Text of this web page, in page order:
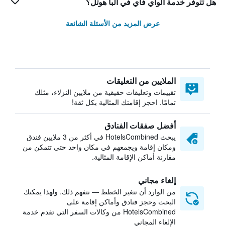
هل تتوفر خدمة الواي فاي في ألبا هوتل؟
عرض المزيد من الأسئلة الشائعة
الملايين من التعليقات
تقييمات وتعليقات حقيقية من ملايين النزلاء، مثلك
تمامًا. احجز إقامتك المثالية بكل ثقة!
أفضل صفقات الفنادق
يبحث HotelsCombined في أكثر من 3 ملايين فندق
ومكان إقامة ويجمعهم في مكان واحد حتى تتمكن من
مقارنة أماكن الإقامة المثالية.
إلغاء مجاني
من الوارد أن تتغير الخطط — نتفهم ذلك. ولهذا يمكنك
البحث وحجز فنادق وأماكن إقامة على
HotelsCombined من وكالات السفر التي تقدم خدمة
الإلغاء المجاني